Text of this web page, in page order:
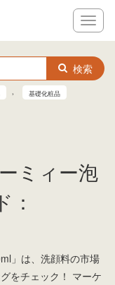
メ
ニ
ー
検索
基礎化粧品
ミィー泡
：
」は、洗顔料の市場
をチェック！ マーケ